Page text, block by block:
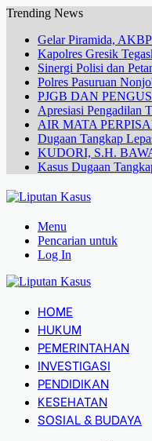
Trending News
Gelar Piramida,
Kapolres Gresik
Sinergi Polisi dan
Polres Pasuruan
PJGB DAN
Apresiasi Pengadilan
AIR MATA
Dugaan Tangkap
KUDORI, S.H.
Kasus Dugaan
Menu
Pencarian untuk
Log In
HOME
HUKUM
PEMERINTAHAN
INVESTIGASI
PENDIDIKAN
KESEHATAN
SOSIAL & BUDAYA